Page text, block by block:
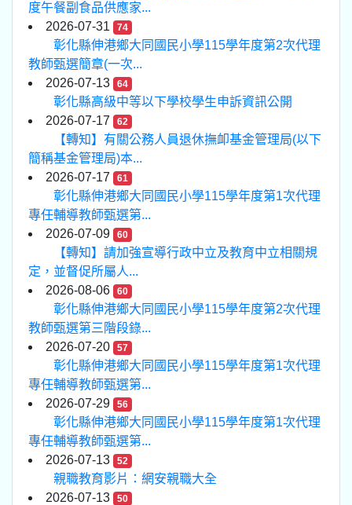
度午餐副食品供應家...
2026-07-31
74
彰化縣伸港鄉大同國民小學115學年度第2次代理
教師甄選簡章(一次...
2026-07-13
64
彰化縣高級中等以下學校學生申訴資訊公開
2026-07-17
62
【轉知】有關公務人員退休撫卹基金管理局(以下
簡稱基金管理局)本...
2026-07-17
61
彰化縣伸港鄉大同國民小學115學年度第1次代理
專任輔導教師甄選第...
2026-07-09
60
【轉知】請加強宣導行政中立及教育中立相關規
定，並督促所屬人...
2026-08-06
60
彰化縣伸港鄉大同國民小學115學年度第2次代理
教師甄選第三階段錄...
2026-07-20
57
彰化縣伸港鄉大同國民小學115學年度第1次代理
專任輔導教師甄選第...
2026-07-29
56
彰化縣伸港鄉大同國民小學115學年度第1次代理
專任輔導教師甄選第...
2026-07-13
52
親職教育影片：網安親職大全
2026-07-13
50